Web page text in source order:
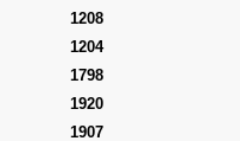
1208
1204
1798
1920
1907